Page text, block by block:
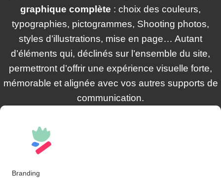
graphique complète : choix des couleurs,
typographies, pictogrammes, Shooting photos,
styles d’illustrations, mise en page… Autant
d’éléments qui, déclinés sur l’ensemble du site,
permettront d’offrir une expérience visuelle forte,
mémorable et alignée avec vos autres supports de
communication.
Branding